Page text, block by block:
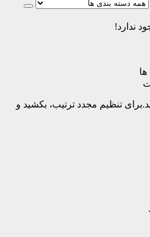
ندارد!
تنظیم مجدد ترتیب، بکشید و